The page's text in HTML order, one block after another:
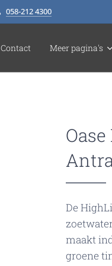
058-212 4300
Contact Meer pagina's
De
maakt
groene